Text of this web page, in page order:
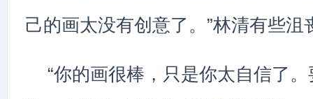
己的画太没有创意了。”林清有些沮
“你的画很棒，只是你太自信了